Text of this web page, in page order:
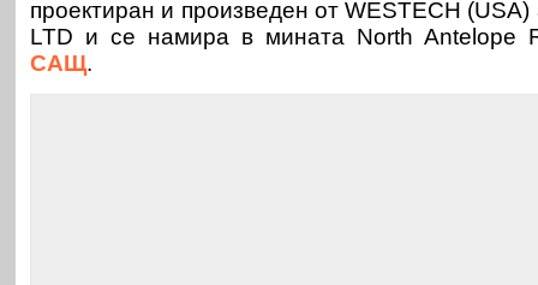
проектиран и произведен от WESTECH
LTD и се намира в мината North Antelope
САЩ.